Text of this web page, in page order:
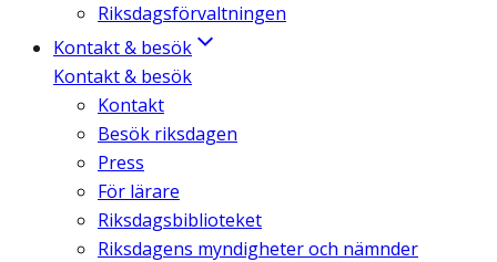
Riksdagsförvaltningen
Kontakt & besök
Kontakt & besök
Kontakt
Besök riksdagen
Press
För lärare
Riksdagsbiblioteket
Riksdagens myndigheter och nämnder